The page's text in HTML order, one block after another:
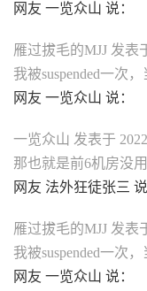
网友 一览众山 说：
雁过拔毛的MJJ 发表
我被suspended一次
网友 一览众山 说：
一览众山 发表于
那也就是前6机房没用
网友 法外狂徒张三 说
雁过拔毛的MJJ 发表
我被suspended一次
网友 一览众山 说：